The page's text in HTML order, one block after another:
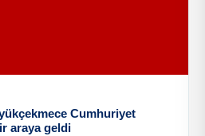
Cumhuriyet
araya geldi